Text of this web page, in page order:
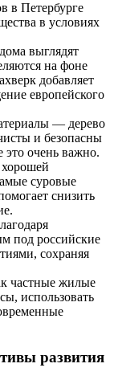
в Петербурге
в условиях
выглядят
на фоне
добавляет
европейского
— дерево
и безопасны
это очень важно.
суровые
снизить
под российские
сохраняя
частные жилые
использовать
развития